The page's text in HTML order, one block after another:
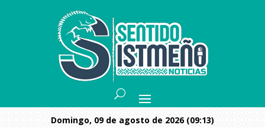
domingo, 09 de agosto de 2026 (09:13)